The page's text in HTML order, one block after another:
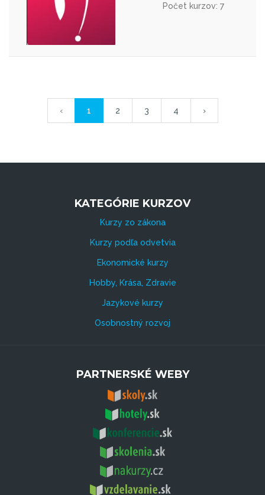
Počet kurzov: 7
‹ 1 2 3 4 ›
KATEGÓRIE KURZOV
Kurzy zo zákona
Kurzy podľa odvetvia
Ekonomické kurzy
Hobby, Krása, Zdravie
Jazykové kurzy
Osobnostný rozvoj
PARTNERSKÉ WEBY